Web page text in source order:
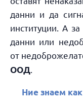
данни и да
институции. А
данни или
от
ООД
Ние знаем